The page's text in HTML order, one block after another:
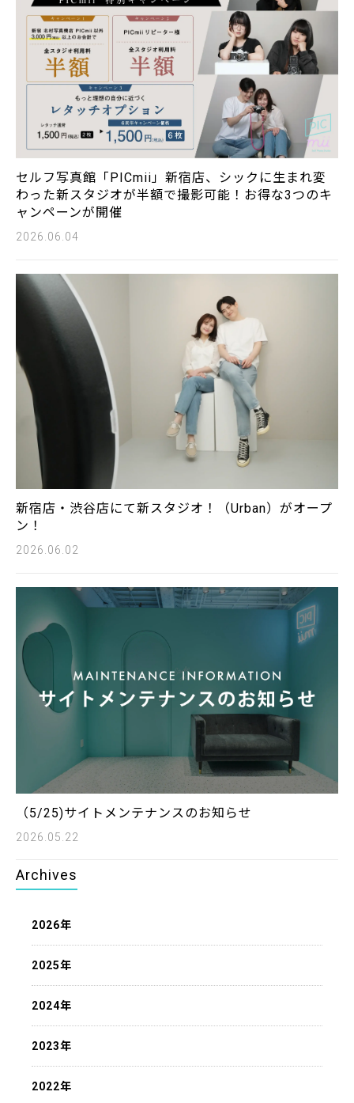
セルフ写真館「PICmii」新宿店、シックに生まれ変
わった新スタジオが半額で撮影可能！お得な3つのキ
ャンペーンが開催
2026.06.04
新宿店・渋谷店にて新スタジオ！（Urban）がオープ
ン！
2026.06.02
（5/25)サイトメンテナンスのお知らせ
2026.05.22
Archives
2026年
2025年
2024年
2023年
2022年